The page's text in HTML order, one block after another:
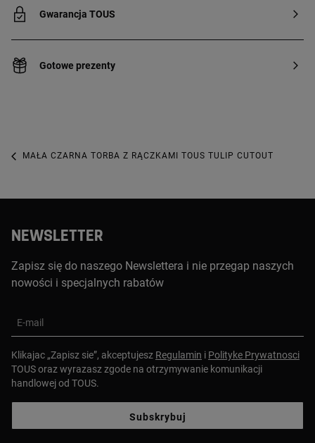
Gwarancja TOUS
Gotowe prezenty
MAŁA CZARNA TORBA Z RĄCZKAMI TOUS TULIP CUTOUT
NEWSLETTER
Zapisz się do naszego Newslettera i nie przegap naszych
nowości i specjalnych rabatów
E-mail
Klikajac „Zapisz sie”, akceptujesz Regulamin i Polityke Prywatnosci
TOUS oraz wyrazasz zgode na otrzymywanie komunikacji
handlowej od TOUS.
Subskrybuj